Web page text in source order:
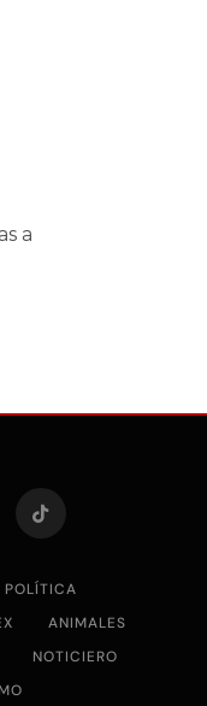
a
POLÍTICA
ANIMALES
NOTICIERO